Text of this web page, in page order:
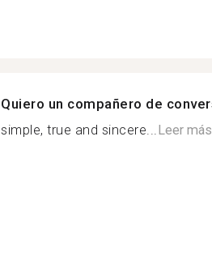
Quiero un compañero de
simple, true and sincere...Leer más